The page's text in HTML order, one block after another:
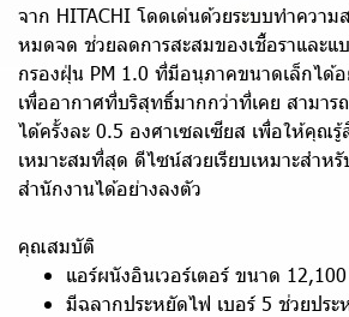
จาก HITACHI โดดเด่นด้วยระบบทำความ
หมดจด ช่วยลดการสะสมของเชื้อราและแ
กรองฝุ่น PM 1.0 ที่มีอนุภาคขนาดเล็กได้
เพื่ออากาศที่บริสุทธิ์มากกว่าที่เคย สามา
ได้ครั้งละ 0.5 องศาเซลเซียส เพื่อให้คุ
เหมาะสมที่สุด ดีไซน์สวยเรียบเหมาะสำห
สำนักงานได้อย่างลงตัว
คุณสมบัติ
แอร์ผนังอินเวอร์เตอร์ ขนาด 12,100
มีฉลากประหยัดไฟ เบอร์ 5 ช่วยปร